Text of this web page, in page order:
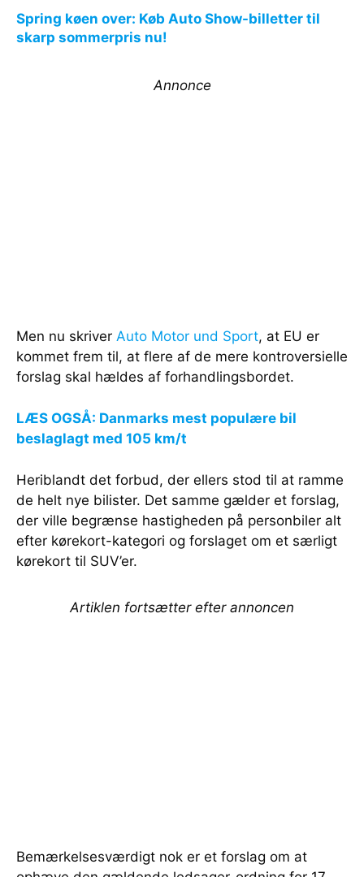
Spring køen over: Køb Auto Show-billetter til
skarp sommerpris nu!
Annonce
Men nu skriver Auto Motor und Sport, at EU er
kommet frem til, at flere af de mere kontroversielle
forslag skal hældes af forhandlingsbordet.
LÆS OGSÅ: Danmarks mest populære bil
beslaglagt med 105 km/t
Heriblandt det forbud, der ellers stod til at ramme
de helt nye bilister. Det samme gælder et forslag,
der ville begrænse hastigheden på personbiler alt
efter kørekort-kategori og forslaget om et særligt
kørekort til SUV’er.
Artiklen fortsætter efter annoncen
Bemærkelsesværdigt nok er et forslag om at